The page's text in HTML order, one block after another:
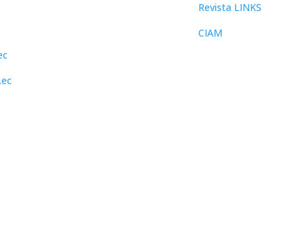
Revista LINKS
CIAM